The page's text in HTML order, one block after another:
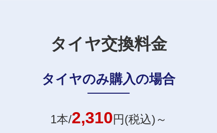
タイヤ交換料金
タイヤのみ購入の場合
1本/2,310円(税込)～